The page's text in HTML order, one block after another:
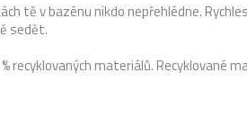
tě v bazénu nikdo nepřehlédne.
sedět.
recyklovaných materiálů.